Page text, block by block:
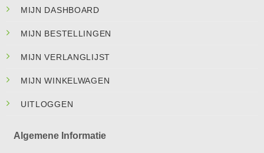
MIJN DASHBOARD
MIJN BESTELLINGEN
MIJN VERLANGLIJST
MIJN WINKELWAGEN
UITLOGGEN
Algemene Informatie